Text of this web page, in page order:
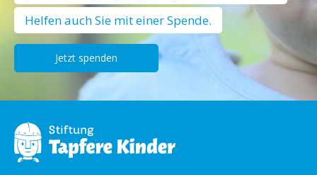
Helfen auch Sie mit einer Spende.
Jetzt spenden